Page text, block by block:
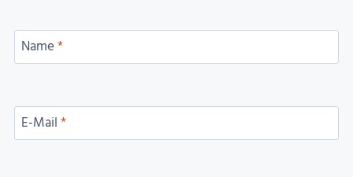
Name*
E-Mail*